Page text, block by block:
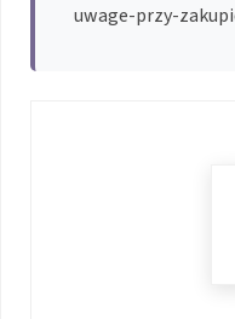
uwage-przy-